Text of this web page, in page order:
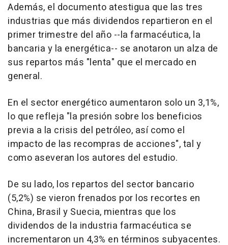
Además, el documento atestigua que las tres
industrias que más dividendos repartieron en el
primer trimestre del año --la farmacéutica, la
bancaria y la energética-- se anotaron un alza de
sus repartos más "lenta" que el mercado en
general.
En el sector energético aumentaron solo un 3,1%,
lo que refleja "la presión sobre los beneficios
previa a la crisis del petróleo, así como el
impacto de las recompras de acciones", tal y
como aseveran los autores del estudio.
De su lado, los repartos del sector bancario
(5,2%) se vieron frenados por los recortes en
China, Brasil y Suecia, mientras que los
dividendos de la industria farmacéutica se
incrementaron un 4,3% en términos subyacentes.